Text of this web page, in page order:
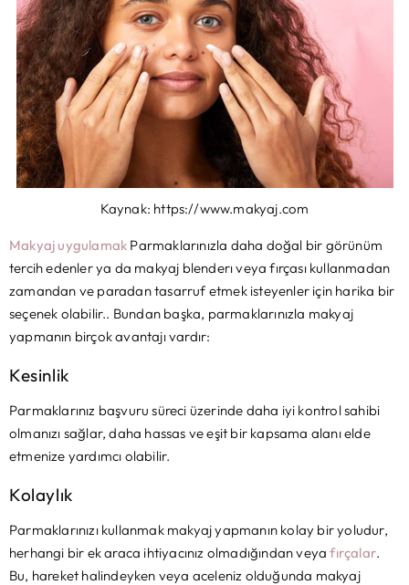
Kaynak: https://www.makyaj.com
Makyaj uygulamak Parmaklarınızla daha doğal bir görünüm
tercih edenler ya da makyaj blenderı veya fırçası kullanmadan
zamandan ve paradan tasarruf etmek isteyenler için harika bir
seçenek olabilir.. Bundan başka, parmaklarınızla makyaj
yapmanın birçok avantajı vardır:
Kesinlik
Parmaklarınız başvuru süreci üzerinde daha iyi kontrol sahibi
olmanızı sağlar, daha hassas ve eşit bir kapsama alanı elde
etmenize yardımcı olabilir.
Kolaylık
Parmaklarınızı kullanmak makyaj yapmanın kolay bir yoludur,
herhangi bir ek araca ihtiyacınız olmadığından veyafırçalar.
Bu, hareket halindeyken veya aceleniz olduğunda makyaj